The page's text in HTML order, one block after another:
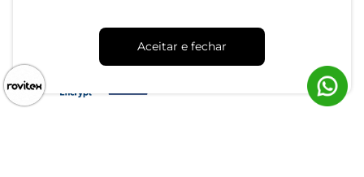
Aceitar e fechar
CNPJ: 79.233.672/0001-05
Av. Maria Marangoni, 391 - 89129-080 - Luiz Alves - SC